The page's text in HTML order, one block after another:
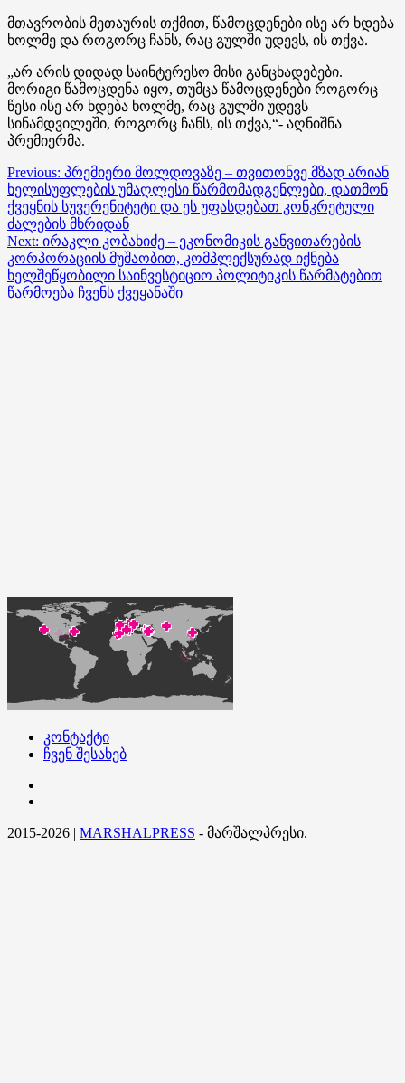
მთავრობის მეთაურის თქმით, წამოცდენები ისე არ ხდება
ხოლმე და როგორც ჩანს, რაც გულში უდევს, ის თქვა.
„არ არის დიდად საინტერესო მისი განცხადებები.
მორიგი წამოცდენა იყო, თუმცა წამოცდენები როგორც
წესი ისე არ ხდება ხოლმე, რაც გულში უდევს
სინამდვილეში, როგორც ჩანს, ის თქვა,“- აღნიშნა
პრემიერმა.
Post
navigation
Previous: პრემიერი მოლდოვაზე – თვითონვე მზად არიან
ხელისუფლების უმაღლესი წარმომადგენლები, დათმონ
ქვეყნის სუვერენიტეტი და ეს უფასდებათ კონკრეტული
ძალების მხრიდან
Next: ირაკლი კობახიძე – ეკონომიკის განვითარების
კორპორაციის მუშაობით, კომპლექსურად იქნება
ხელშეწყობილი საინვესტიციო პოლიტიკის წარმატებით
წარმოება ჩვენს ქვეყანაში
კონტაქტი
ჩვენ შესახებ
2015-2026 | MARSHALPRESS - მარშალპრესი.